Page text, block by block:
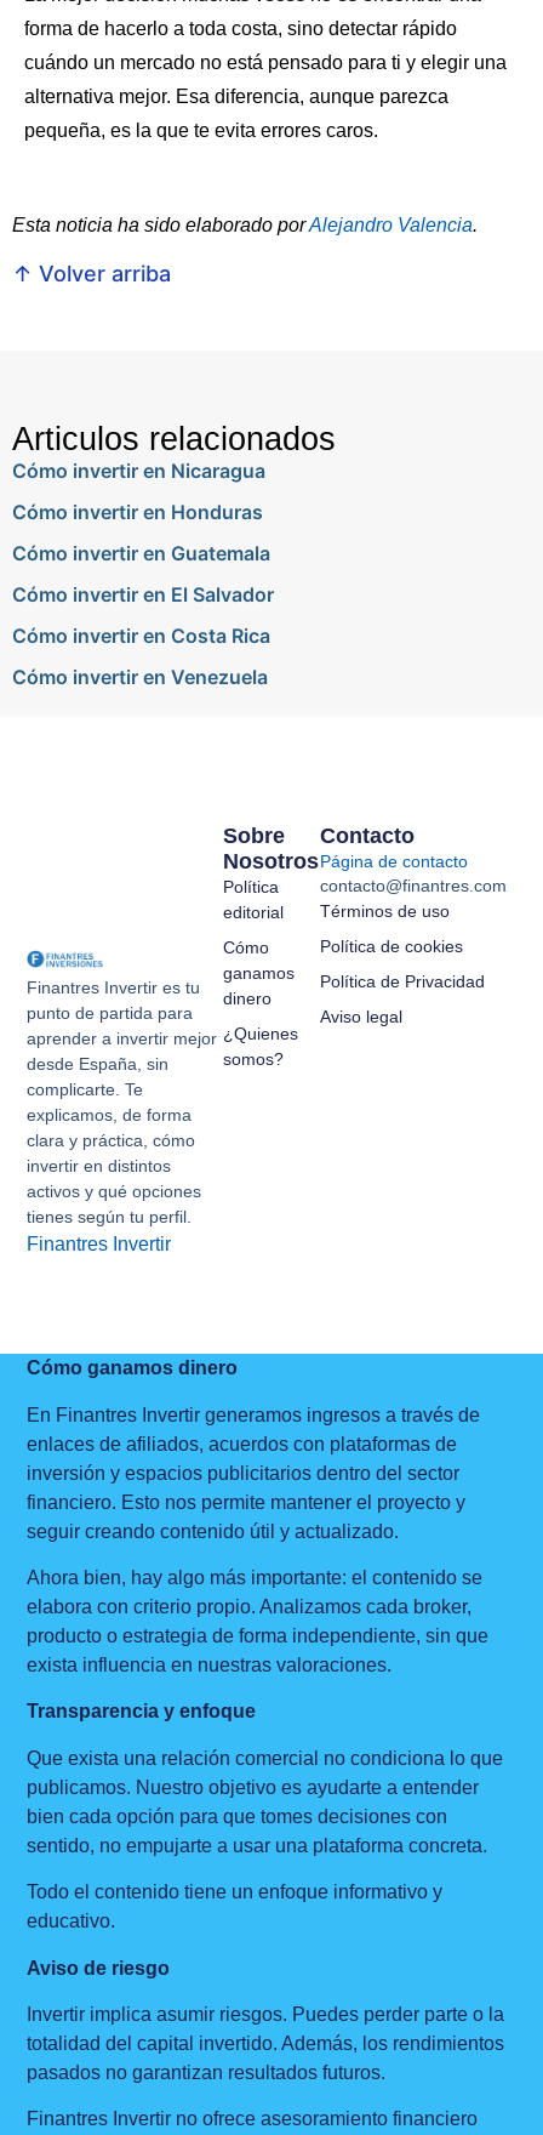
forma de hacerlo a toda costa, sino detectar rápido
cuándo un mercado no está pensado para ti y elegir una
alternativa mejor. Esa diferencia, aunque parezca
pequeña, es la que te evita errores caros.
Esta noticia ha sido elaborado porAlejandro Valencia.
↑ Volver arriba
Articulos relacionados
Cómo invertir en Nicaragua
Cómo invertir en Honduras
Cómo invertir en Guatemala
Cómo invertir en El Salvador
Cómo invertir en Costa Rica
Cómo invertir en Venezuela
Finantres Invertir es tu
punto de partida para
aprender a invertir mejor
desde España, sin
complicarte. Te
explicamos, de forma
clara y práctica, cómo
invertir en distintos
activos y qué opciones
tienes según tu perfil.
Finantres Invertir
Sobre
Nosotros
Política
editorial
Cómo
ganamos
dinero
¿Quienes
somos?
Contacto
Página de contacto
contacto@finantres.com
Términos de uso
Política de cookies
Política de Privacidad
Aviso legal
Cómo ganamos dinero
En Finantres Invertir generamos ingresos a través de
enlaces de afiliados, acuerdos con plataformas de
inversión y espacios publicitarios dentro del sector
financiero. Esto nos permite mantener el proyecto y
seguir creando contenido útil y actualizado.
Ahora bien, hay algo más importante: el contenido se
elabora con criterio propio. Analizamos cada broker,
producto o estrategia de forma independiente, sin que
exista influencia en nuestras valoraciones.
Transparencia y enfoque
Que exista una relación comercial no condiciona lo que
publicamos. Nuestro objetivo es ayudarte a entender
bien cada opción para que tomes decisiones con
sentido, no empujarte a usar una plataforma concreta.
Todo el contenido tiene un enfoque informativo y
educativo.
Aviso de riesgo
Invertir implica asumir riesgos. Puedes perder parte o la
totalidad del capital invertido. Además, los rendimientos
pasados no garantizan resultados futuros.
Finantres Invertir no ofrece asesoramiento financiero